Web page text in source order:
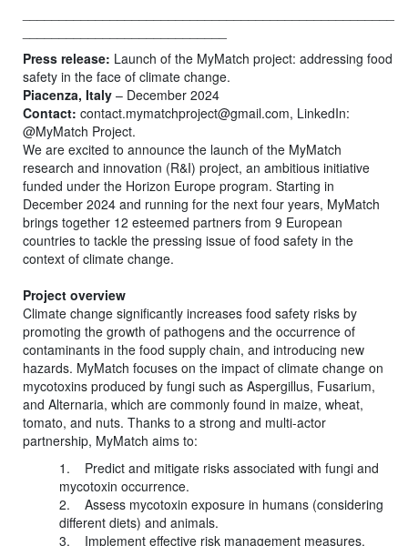
Press release: Launch of the MyMatch project: addressing food
safety in the face of climate change.
Piacenza, Italy – December 2024
Contact: contact.mymatchproject@gmail.com, LinkedIn:
@MyMatch Project.
We are excited to announce the launch of the MyMatch
research and innovation (R&I) project, an ambitious initiative
funded under the Horizon Europe program. Starting in
December 2024 and running for the next four years, MyMatch
brings together 12 esteemed partners from 9 European
countries to tackle the pressing issue of food safety in the
context of climate change.
Project overview
Climate change significantly increases food safety risks by
promoting the growth of pathogens and the occurrence of
contaminants in the food supply chain, and introducing new
hazards. MyMatch focuses on the impact of climate change on
mycotoxins produced by fungi such as Aspergillus, Fusarium,
and Alternaria, which are commonly found in maize, wheat,
tomato, and nuts. Thanks to a strong and multi-actor
partnership, MyMatch aims to:
1. Predict and mitigate risks associated with fungi and
mycotoxin occurrence.
2. Assess mycotoxin exposure in humans (considering
different diets) and animals.
3. Implement effective risk management measures.